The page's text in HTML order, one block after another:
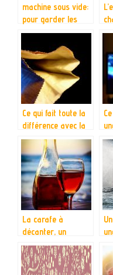
machine sous vide:
pour garder les
aliments sains et
plus longtemps
Ce qui fait toute la
différence avec la
méthode sous vide
La carafe à
décanter, un
accessoire idéal
pour l’oxygénation
de votre vin